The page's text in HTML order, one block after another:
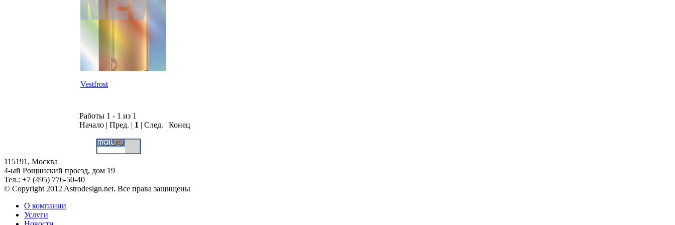
Vestfrost
Работы 1 - 1 из 1
Начало | Пред. | 1 | След. | Конец
115191, Москва
4-ый Рощинский проезд, дом 19
Тел.: +7 (495) 776-50-40
© Copyright 2012 Astrodesign.net. Все права защищены
О компании
Услуги